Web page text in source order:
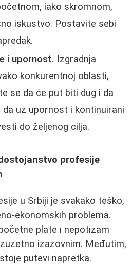
iako skromnom,
iskustvo. Postavite sebi
i upornost. Izgradnja
konkurentnoj oblasti,
se da će put biti dug i da
uz upornost i kontinuirani
do željenog cilja.
profesije
u Srbiji je svakako teško,
ekonomskih problema.
plate i nepotizam
izazovnim. Međutim,
putevi napretka.